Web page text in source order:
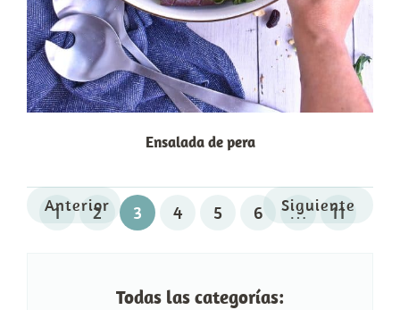
Ensalada de pera
Anterior
1 2 3 4 5 6 … 11
Siguiente
Todas las categorías: